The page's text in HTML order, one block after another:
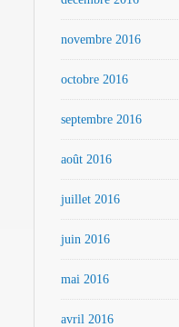
novembre 2016
octobre 2016
septembre 2016
août 2016
juillet 2016
juin 2016
mai 2016
avril 2016